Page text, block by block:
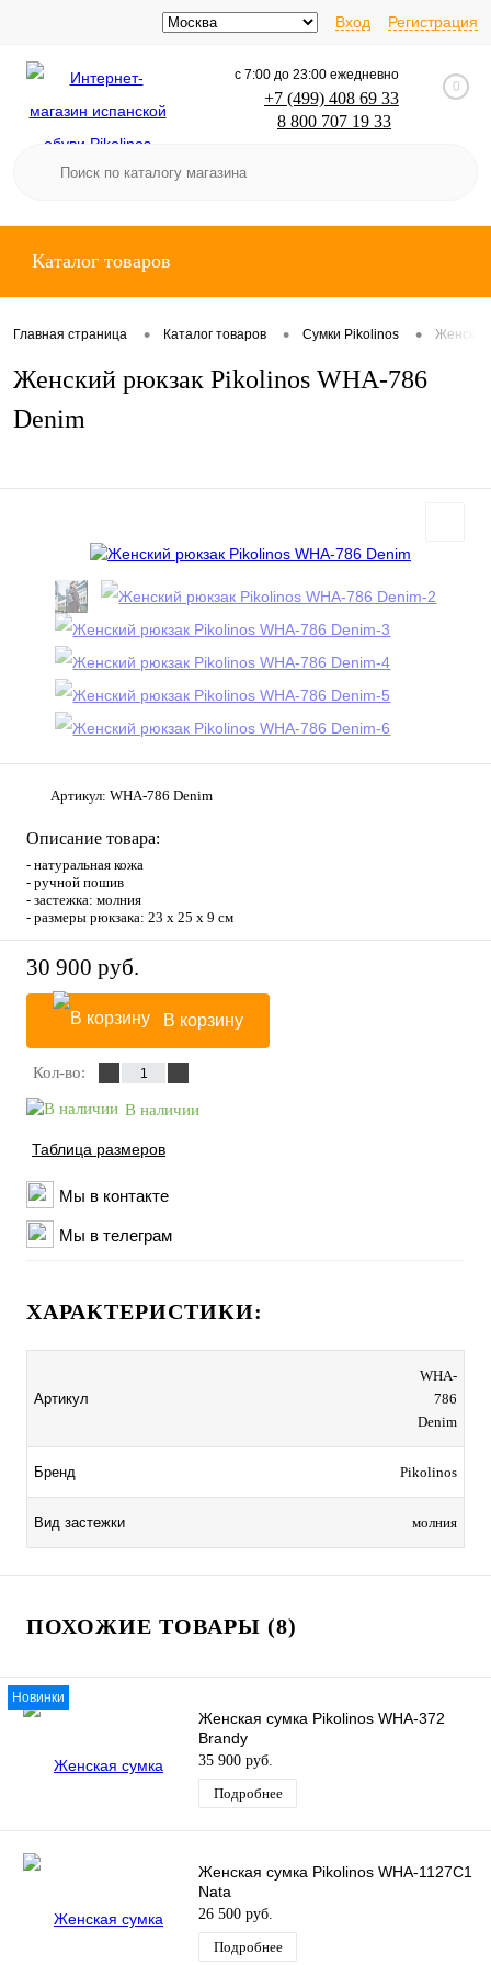
Вход Регистрация
SpainShoes
с 7:00 до 23:00 ежедневно
+7 (499) 408 69 33
8 800 707 19 33
0
Каталог товаров
Главная страница • Каталог товаров • Сумки Pikolinos • Женский
Женский рюкзак Pikolinos WHA-786
Denim
Артикул: WHA-786 Denim
Описание товара:
- натуральная кожа
- ручной пошив
- застежка: молния
- размеры рюкзака: 23 х 25 х 9 см
30 900 руб.
В корзину
Кол-во:
В наличии
Таблица размеров
Мы в контакте
Мы в телеграм
ХАРАКТЕРИСТИКИ:
Артикул
WHA-
786
Denim
Бренд Pikolinos
Вид застежки молния
ПОХОЖИЕ ТОВАРЫ (8)
Новинки
Женская сумка Pikolinos WHA-372
Brandy
35 900 руб.
Подробнее
Женская сумка Pikolinos WHA-1127C1
Nata
26 500 руб.
Подробнее